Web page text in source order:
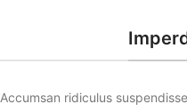
Accumsan ridiculus